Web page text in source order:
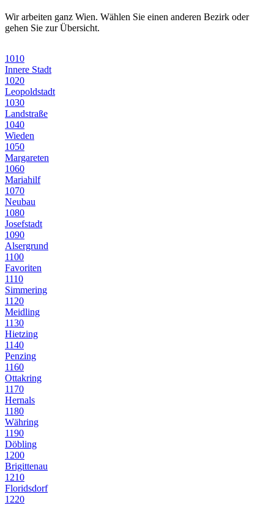
Wir arbeiten ganz Wien. Wählen Sie einen anderen Bezirk oder
gehen Sie zur Übersicht.
1010
Innere Stadt
1020
Leopoldstadt
1030
Landstraße
1040
Wieden
1050
Margareten
1060
Mariahilf
1070
Neubau
1080
Josefstadt
1090
Alsergrund
1100
Favoriten
1110
Simmering
1120
Meidling
1130
Hietzing
1140
Penzing
1160
Ottakring
1170
Hernals
1180
Währing
1190
Döbling
1200
Brigittenau
1210
Floridsdorf
1220